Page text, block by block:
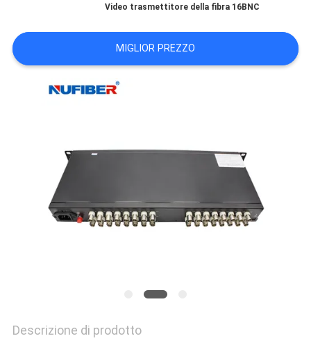
MAPPA
POLITICA
PRIVACY
Video trasmettitore della fibra 16BNC
MIGLIOR PREZZO
Descrizione di prodotto